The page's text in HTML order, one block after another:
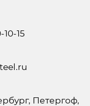
10-15
Петергоф,